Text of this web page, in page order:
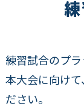
練習試合のプラ
本大会に向け
ださい。